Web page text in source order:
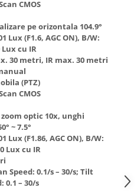
CMOS
pe orizontala 104.9°
Lux (F1.6, AGC ON), B/W:
Lux cu IR
30 metri, IR max. 30 metri
(PTZ)
CMOS
optic 10x, unghi
~ 7.5°
Lux (F1.86, AGC ON), B/W:
Lux cu IR
Speed: 0.1/s – 30/s; Tilt
0.1 – 30/s